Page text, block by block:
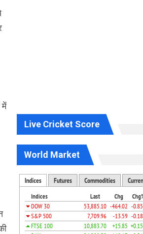
में
Live Cricket Score
World Market